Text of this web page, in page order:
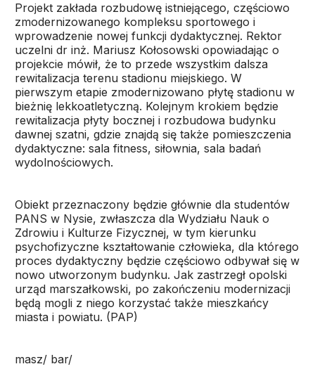
Projekt zakłada rozbudowę istniejącego, częściowo
zmodernizowanego kompleksu sportowego i
wprowadzenie nowej funkcji dydaktycznej. Rektor
uczelni dr inż. Mariusz Kołosowski opowiadając o
projekcie mówił, że to przede wszystkim dalsza
rewitalizacja terenu stadionu miejskiego. W
pierwszym etapie zmodernizowano płytę stadionu w
bieżnię lekkoatletyczną. Kolejnym krokiem będzie
rewitalizacja płyty bocznej i rozbudowa budynku
dawnej szatni, gdzie znajdą się także pomieszczenia
dydaktyczne: sala fitness, siłownia, sala badań
wydolnościowych.
Obiekt przeznaczony będzie głównie dla studentów
PANS w Nysie, zwłaszcza dla Wydziału Nauk o
Zdrowiu i Kulturze Fizycznej, w tym kierunku
psychofizyczne kształtowanie człowieka, dla którego
proces dydaktyczny będzie częściowo odbywał się w
nowo utworzonym budynku. Jak zastrzegł opolski
urząd marszałkowski, po zakończeniu modernizacji
będą mogli z niego korzystać także mieszkańcy
miasta i powiatu. (PAP)
masz/ bar/